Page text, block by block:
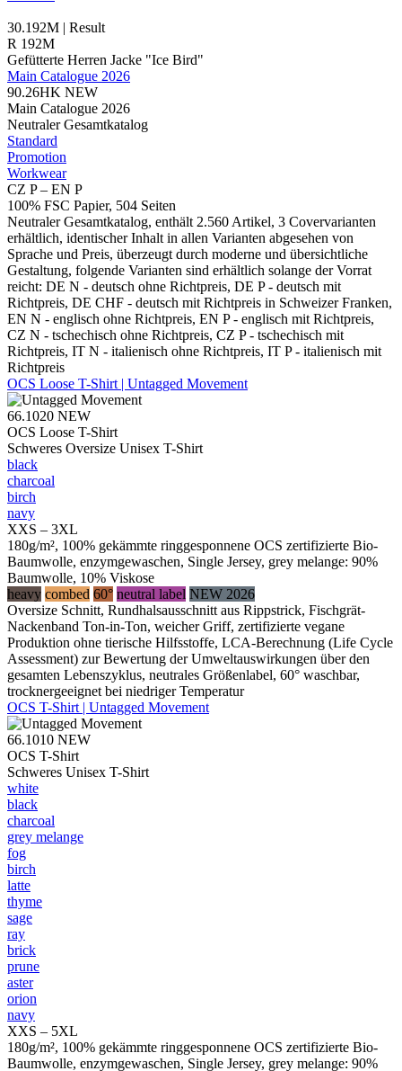
30.192M | Result
R 192M
Gefütterte Herren Jacke "Ice Bird"
Main Catalogue 2026
90.26HK NEW
Main Catalogue 2026
Neutraler Gesamtkatalog
Standard
Promotion
Workwear
CZ P – EN P
100% FSC Papier, 504 Seiten
Neutraler Gesamtkatalog, enthält 2.560 Artikel, 3 Covervarianten
erhältlich, identischer Inhalt in allen Varianten abgesehen von
Sprache und Preis, überzeugt durch moderne und übersichtliche
Gestaltung, folgende Varianten sind erhältlich solange der Vorrat
reicht: DE N - deutsch ohne Richtpreis, DE P - deutsch mit
Richtpreis, DE CHF - deutsch mit Richtpreis in Schweizer Franken,
EN N - englisch ohne Richtpreis, EN P - englisch mit Richtpreis,
CZ N - tschechisch ohne Richtpreis, CZ P - tschechisch mit
Richtpreis, IT N - italienisch ohne Richtpreis, IT P - italienisch mit
Richtpreis
OCS Loose T-Shirt | Untagged Movement
66.1020 NEW
OCS Loose T-Shirt
Schweres Oversize Unisex T-Shirt
black
charcoal
birch
navy
XXS – 3XL
180g/m², 100% gekämmte ringgesponnene OCS zertifizierte Bio-
Baumwolle, enzymgewaschen, Single Jersey, grey melange: 90%
Baumwolle, 10% Viskose
heavy combed 60° neutral label NEW 2026
Oversize Schnitt, Rundhalsausschnitt aus Rippstrick, Fischgrät-
Nackenband Ton-in-Ton, weicher Griff, zertifizierte vegane
Produktion ohne tierische Hilfsstoffe, LCA-Berechnung (Life Cycle
Assessment) zur Bewertung der Umweltauswirkungen über den
gesamten Lebenszyklus, neutrales Größenlabel, 60° waschbar,
trocknergeeignet bei niedriger Temperatur
OCS T-Shirt | Untagged Movement
66.1010 NEW
OCS T-Shirt
Schweres Unisex T-Shirt
white
black
charcoal
grey melange
fog
birch
latte
thyme
sage
ray
brick
prune
aster
orion
navy
XXS – 5XL
180g/m², 100% gekämmte ringgesponnene OCS zertifizierte Bio-
Baumwolle, enzymgewaschen, Single Jersey, grey melange: 90%